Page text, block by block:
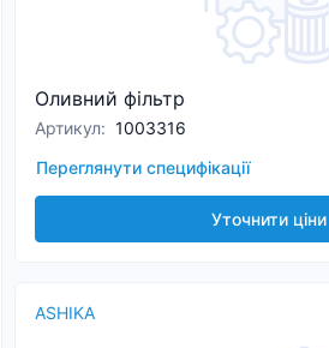
Оливний фільтр
Артикул: 1003316
Переглянути специфікації
Уточнити ціни
ASHIKA